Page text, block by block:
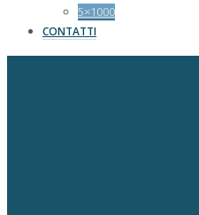
5×1000
CONTATTI